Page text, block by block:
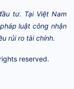
tư. Tại Việt Nam
luật công nhận
rủi ro tài chính.
reserved.